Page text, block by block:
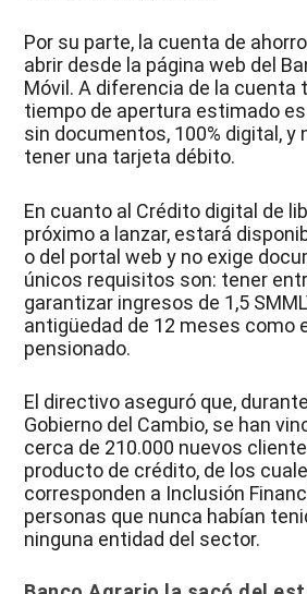
Por su parte, la cuenta de
abrir desde la página web del
Móvil. A diferencia de la cuenta
tiempo de apertura estimado
sin documentos, 100% digital, y
tener una tarjeta débito.
En cuanto al Crédito digital de
próximo a lanzar, estará
o del portal web y no exige
únicos requisitos son: tener
garantizar ingresos de 1,5
antigüedad de 12 meses como
pensionado.
El directivo aseguró que,
Gobierno del Cambio, se han
cerca de 210.000 nuevos
producto de crédito, de los
corresponden a Inclusión
personas que nunca habían
ninguna entidad del sector.